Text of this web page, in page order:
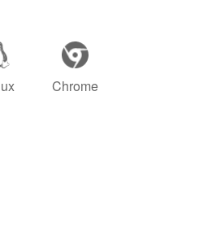
Chrome